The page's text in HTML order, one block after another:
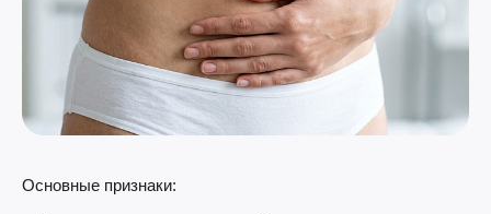
Основные признаки: